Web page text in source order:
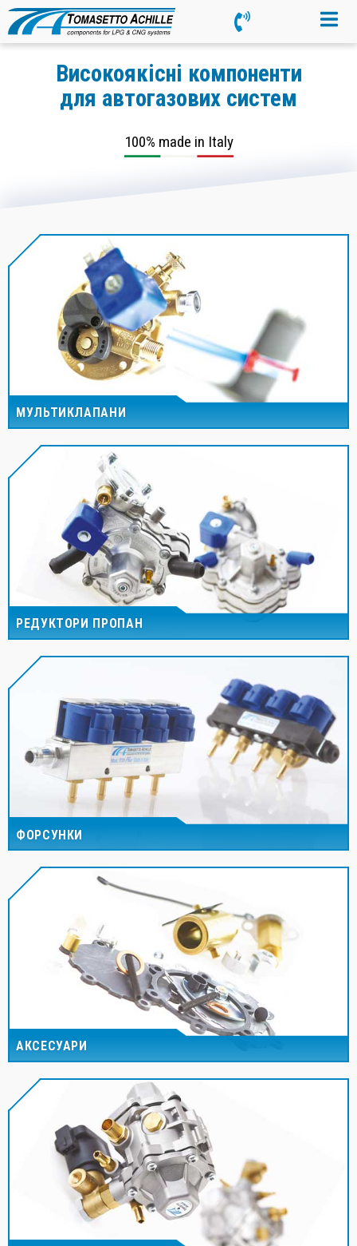
Високоякісні компоненти
для автогазових систем
100% made in Italy
МУЛЬТИКЛАПАНИ
РЕДУКТОРИ ПРОПАН
ФОРСУНКИ
АКСЕСУАРИ